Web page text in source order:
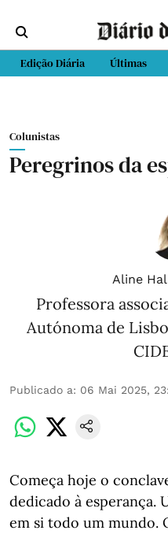
Edição Diária Últimas
Colunistas
Peregrinos da
Aline
Professora
Autónoma de
Publicado a: 06 Mai 2025,
Começa hoje o
dedicado à esperança.
em si todo um mundo.